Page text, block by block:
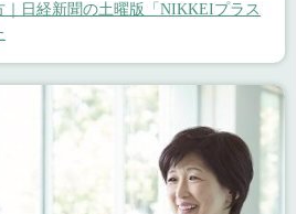
｜日経新聞の土曜版「NIKKEIプラス